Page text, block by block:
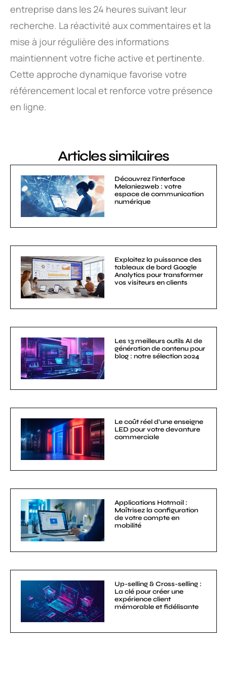
entreprise dans les 24 heures suivant leur
recherche. La réactivité aux commentaires et la
mise à jour régulière des informations
maintiennent votre fiche active et pertinente.
Cette approche dynamique favorise votre
référencement local et renforce votre présence
en ligne.
Articles similaires
Découvrez l’interface
Melanie2web : votre
espace de communication
numérique
Exploitez la puissance des
tableaux de bord Google
Analytics pour transformer
vos visiteurs en clients
Les 13 meilleurs outils AI de
génération de contenu pour
blog : notre sélection 2024
Le coût réel d’une enseigne
LED pour votre devanture
commerciale
Applications Hotmail :
Maîtrisez la configuration
de votre compte en
mobilité
Up-selling & Cross-selling :
La clé pour créer une
expérience client
mémorable et fidélisante